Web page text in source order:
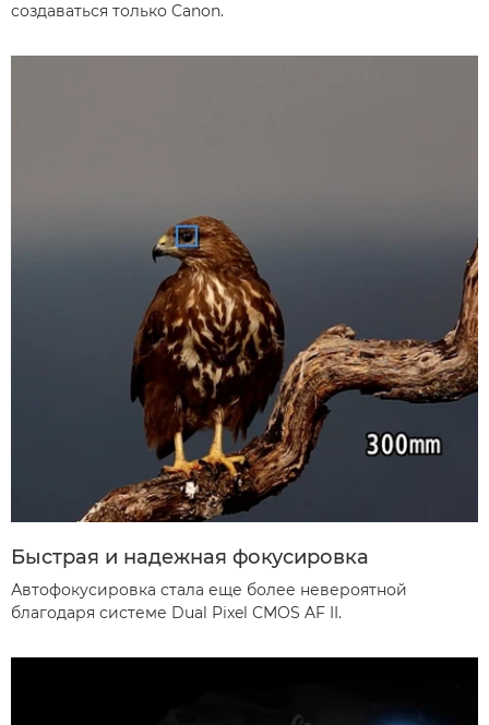
создаваться только Canon.
Быстрая и надежная фокусировка
Автофокусировка стала еще более невероятной
благодаря системе Dual Pixel CMOS AF II.